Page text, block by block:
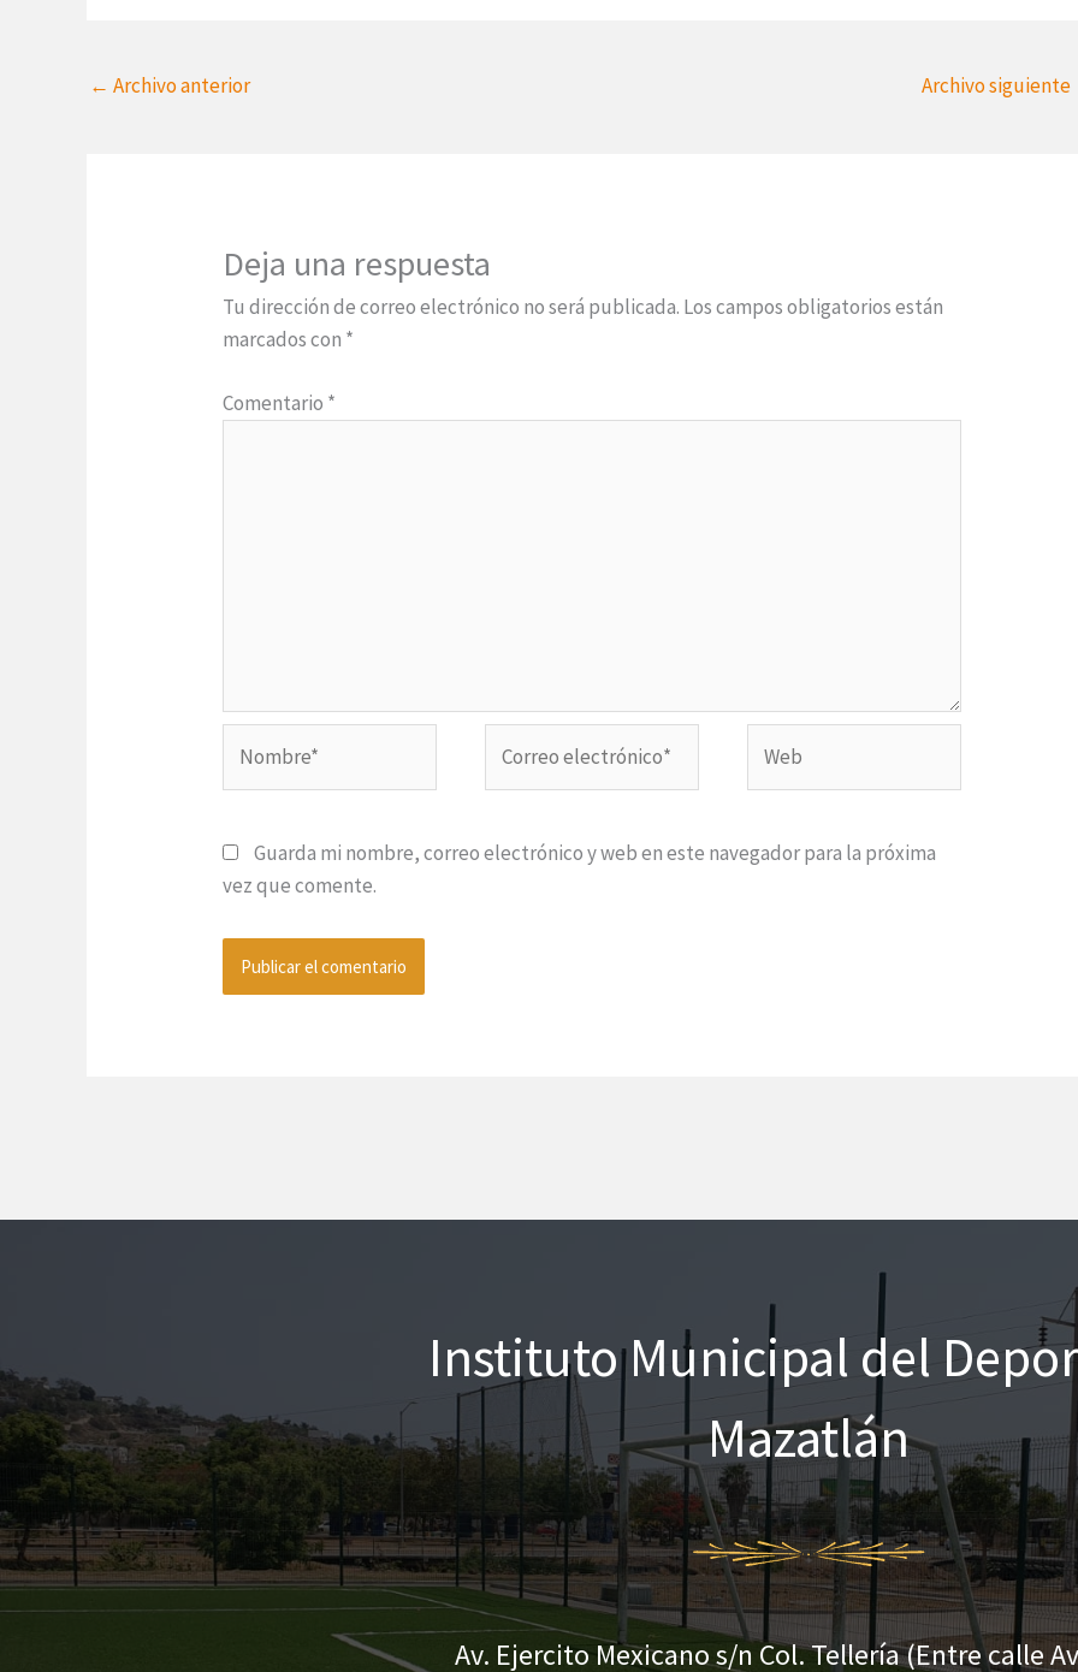
← Archivo anterior Archivo siguiente
Deja una respuesta
Tu dirección de correo electrónico no será publicada. Los campos obligatorios están
marcados con *
Comentario *
electrónico*
Guarda mi nombre, correo electrónico y web en este navegador para la próxima
vez que comente.
Instituto Municipal del
Mazatlán
Av. Ejercito Mexicano s/n Col. Tellería (Entre calle